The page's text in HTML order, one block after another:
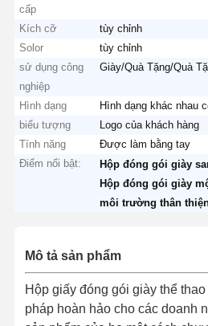
cấp
Kích cỡ
tùy chỉnh
Solor
tùy chỉnh
sử dụng công
nghiệp
Giày/Quà Tặng/Quà
Hình dạng
Hình dạng khác nhau
biểu tượng
Logo của khách hàng
Tính năng
Được làm bằng tay
Điểm nổi bật:
Hộp đóng gói giày
Hộp đóng gói giày
môi trường thân
Mô tả sản phẩm
Hộp giấy đóng gói giày thể
pháp hoàn hảo cho các doanh